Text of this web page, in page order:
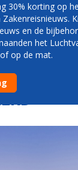
BIJ
DOOR:
30% korting op
en de
het
op de mat.